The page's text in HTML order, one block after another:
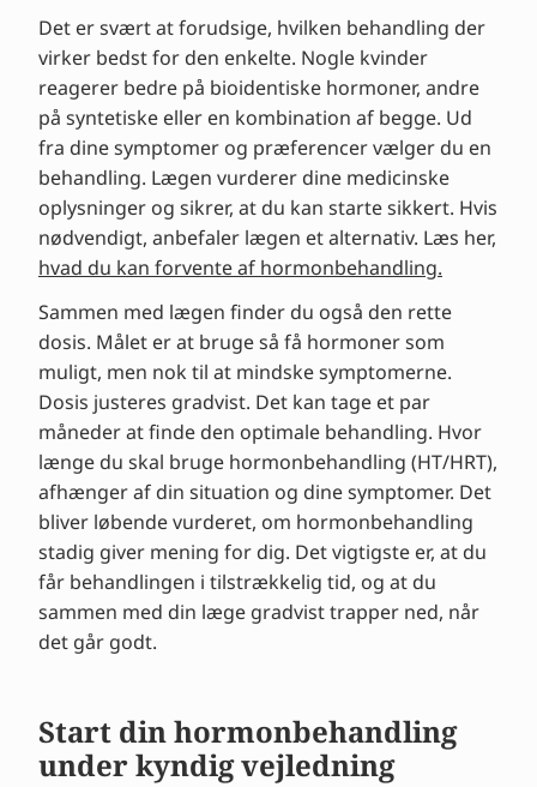
Det er svært at forudsige, hvilken behandling der
virker bedst for den enkelte. Nogle kvinder
reagerer bedre på bioidentiske hormoner, andre
på syntetiske eller en kombination af begge. Ud
fra dine symptomer og præferencer vælger du en
behandling. Lægen vurderer dine medicinske
oplysninger og sikrer, at du kan starte sikkert. Hvis
nødvendigt, anbefaler lægen et alternativ. Læs her,
hvad du kan forvente af hormonbehandling.
Sammen med lægen finder du også den rette
dosis. Målet er at bruge så få hormoner som
muligt, men nok til at mindske symptomerne.
Dosis justeres gradvist. Det kan tage et par
måneder at finde den optimale behandling. Hvor
længe du skal bruge hormonbehandling (HT/HRT),
afhænger af din situation og dine symptomer. Det
bliver løbende vurderet, om hormonbehandling
stadig giver mening for dig. Det vigtigste er, at du
får behandlingen i tilstrækkelig tid, og at du
sammen med din læge gradvist trapper ned, når
det går godt.
Start din hormonbehandling
under kyndig vejledning